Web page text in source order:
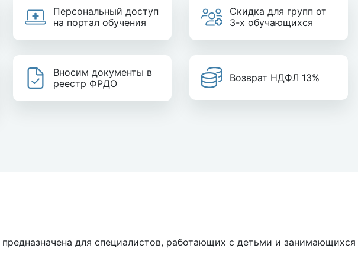
Персональный доступ
на портал обучения
Скидка для групп от
3-х обучающихся
Вносим документы в
реестр ФРДО
Возврат НДФЛ 13%
предназначена для специалистов, работающих с детьми и занимающихся